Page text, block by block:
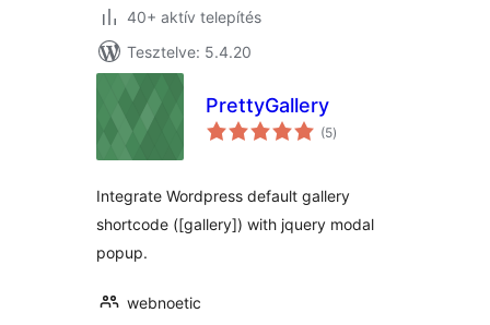
40+ aktív telepítés
Tesztelve: 5.4.20
PrettyGallery
(5értékelés
összesen
)
Integrate Wordpress default gallery
shortcode ([gallery]) with jquery modal
popup.
webnoetic